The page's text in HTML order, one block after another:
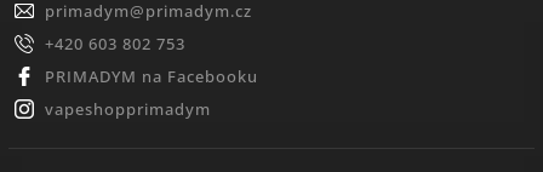
primadym@primadym.cz
+420 603 802 753
PRIMADYM na Facebooku
vapeshopprimadym